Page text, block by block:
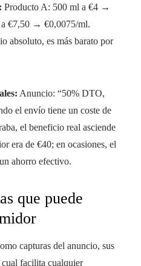
Producto A: 500 ml a €4 →
€7,50 → €0,0075/ml.
absoluto, es más barato por
Anuncio: “50% DTO,
el envío tiene un coste de
el beneficio real asciende
era de €40; en ocasiones, el
ahorro efectivo.
que puede
capturas del anuncio, sus
facilita cualquier